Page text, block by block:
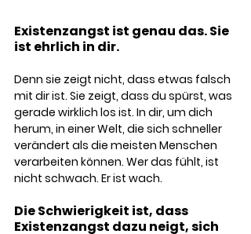
Existenzangst ist genau das. Sie
ist ehrlich in dir.
Denn sie zeigt nicht, dass etwas falsch
mit dir ist. Sie zeigt, dass du spürst, was
gerade wirklich los ist. In dir, um dich
herum, in einer Welt, die sich schneller
verändert als die meisten Menschen
verarbeiten können. Wer das fühlt, ist
nicht schwach. Er ist wach.
Die Schwierigkeit ist, dass
Existenzangst dazu neigt, sich